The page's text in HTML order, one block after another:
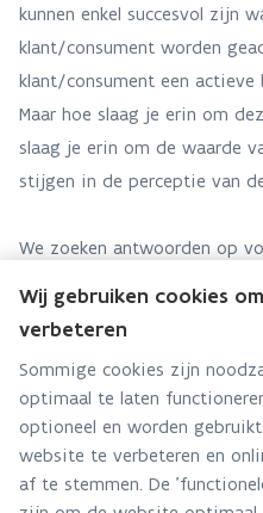
kunnen enkel succesvol zijn
klant/consument worden
klant/consument een actieve
Maar hoe slaag je erin om
slaag je erin om de waarde
stijgen in de perceptie van
We zoeken antwoorden op
aan als het gaat om het
kunnen we deze positief
- Wat is het voordeel voor
- Welke drempels ervaart
herbruikbare verpakkingen
Wij gebruiken cookies
verbeteren
Sommige cookies zijn
optimaal te laten
optioneel en worden
website te verbeteren en
af te stemmen. De